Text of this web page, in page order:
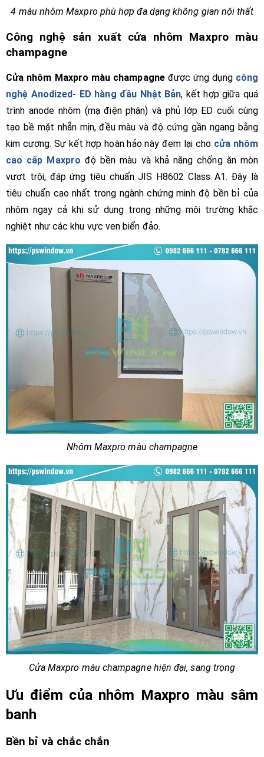
4 màu nhôm Maxpro phù hợp đa dạng không gian nội thất
Công nghệ sản xuất cửa nhôm Maxpro màu
champagne
Cửa nhôm Maxpro màu champagneđược ứng dụng công
nghệ Anodized- ED hàng đầu Nhật Bản, kết hợp giữa quá
trình anode nhôm (mạ điện phân) và phủ lớp ED cuối cùng
tạo bề mặt nhẵn mịn, đều màu và độ cứng gần ngang bằng
kim cương. Sự kết hợp hoàn hảo này đem lại cho cửa nhôm
cao cấp Maxpro độ bền màu và khả năng chống ăn mòn
vượt trội, đáp ứng tiêu chuẩn JIS H8602 Class A1. Đây là
tiêu chuẩn cao nhất trong ngành chứng minh độ bền bỉ của
nhôm ngay cả khi sử dụng trong những môi trường khắc
nghiệt như các khu vực ven biển đảo.
Nhôm Maxpro màu champagne
Cửa Maxpro màu champagne hiện đại, sang trọng
Ưu điểm của nhôm Maxpro màu sâm
banh
Bền bỉ và chắc chắn